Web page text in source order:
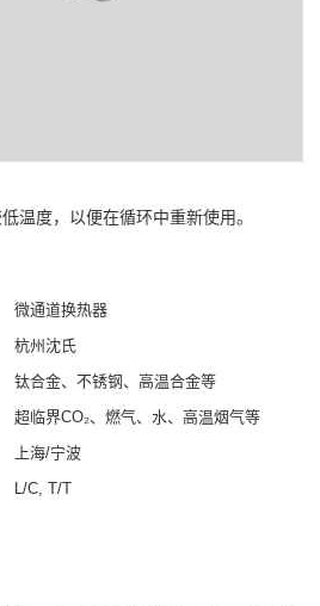
温度，以便在循环中重新使用。
微通道换热器
杭州沈氏
钛合金、不锈钢、高温合金等
超临界CO₂、燃气、水、高温烟气等
上海/宁波
L/C, T/T